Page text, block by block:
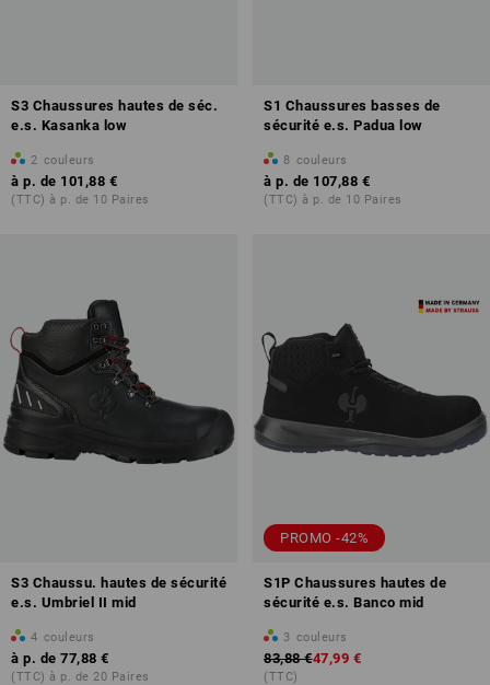
S3 Chaussures hautes de séc.
e.s. Kasanka low
2 couleurs
à p. de 101,88 €
(TTC) à p. de 10 Paires
S1 Chaussures basses de
sécurité e.s. Padua low
8 couleurs
à p. de 107,88 €
(TTC) à p. de 10 Paires
S3 Chaussu. hautes de sécurité
e.s. Umbriel II mid
4 couleurs
à p. de 77,88 €
(TTC) à p. de 20 Paires
PROMO -42%
S1P Chaussures hautes de
sécurité e.s. Banco mid
3 couleurs
83,88 €47,99 €
(TTC)